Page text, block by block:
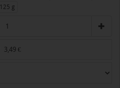
125 g
3,49 €